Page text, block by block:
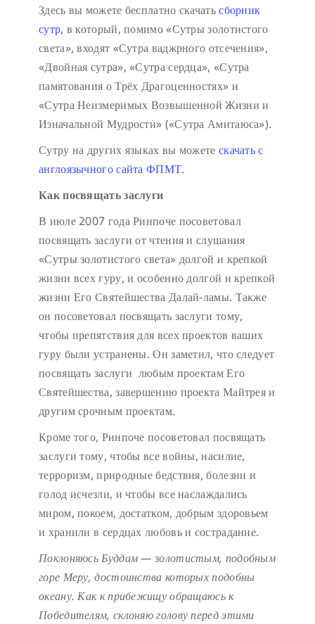
Здесь вы можете бесплатно скачатьсборник
сутр, в который, помимо «Сутры золотистого
света», входят «Сутра ваджрного отсечения»,
«Двойная сутра», «Сутра сердца», «Сутра
памятования о Трёх Драгоценностях» и
«Сутра Неизмеримых Возвышенной Жизни и
Изначальной Мудрости» («Сутра Амитаюса»).
Сутру на других языках вы можете скачать с
англоязычного сайта ФПМТ.
Как посвящать заслуги
В июле 2007 года Ринпоче посоветовал
посвящать заслуги от чтения и слушания
«Сутры золотистого света» долгой и крепкой
жизни всех гуру, и особенно долгой и крепкой
жизни Его Святейшества Далай-ламы. Также
он посоветовал посвящать заслуги тому,
чтобы препятствия для всех проектов ваших
гуру были устранены. Он заметил, что следует
посвящать заслуги любым проектам Его
Святейшества, завершению проекта Майтрея и
другим срочным проектам.
Кроме того, Ринпоче посоветовал посвящать
заслуги тому, чтобы все войны, насилие,
терроризм, природные бедствия, болезни и
голод исчезли, и чтобы все наслаждались
миром, покоем, достатком, добрым здоровьем
и хранили в сердцах любовь и сострадание.
Поклоняюсь Буддам — золотистым, подобным
горе Меру, достоинства которых подобны
океану. Как к прибежищу обращаюсь к
Победителям, склоняю голову перед этими